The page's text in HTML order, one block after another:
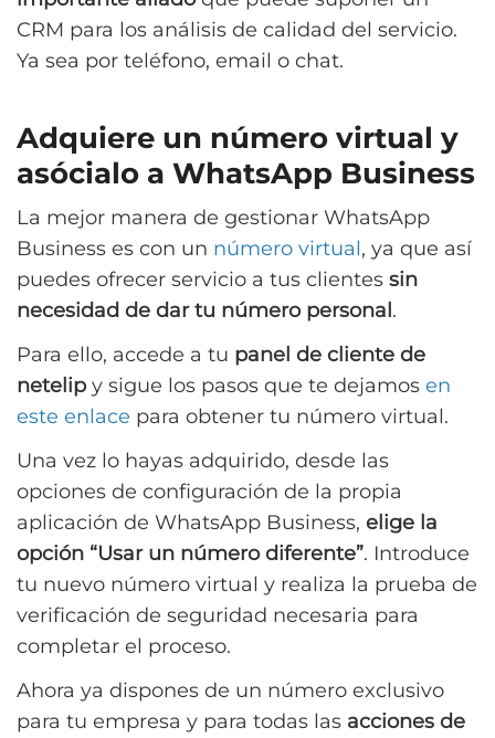
CRM para los análisis de calidad del servicio.
Ya sea por teléfono, email o chat.
Adquiere un número virtual y
asócialo a WhatsApp Business
La mejor manera de gestionar WhatsApp
Business es con un número virtual, ya que así
puedes ofrecer servicio a tus clientes sin
necesidad de dar tu número personal .
Para ello, accede a tu panel de cliente de
netelip y sigue los pasos que te dejamos en
este enlace para obtener tu número virtual.
Una vez lo hayas adquirido, desde las
opciones de configuración de la propia
aplicación de WhatsApp Business, elige la
opción “Usar un número diferente”. Introduce
tu nuevo número virtual y realiza la prueba de
verificación de seguridad necesaria para
completar el proceso.
Ahora ya dispones de un número exclusivo
para tu empresa y para todas las acciones de